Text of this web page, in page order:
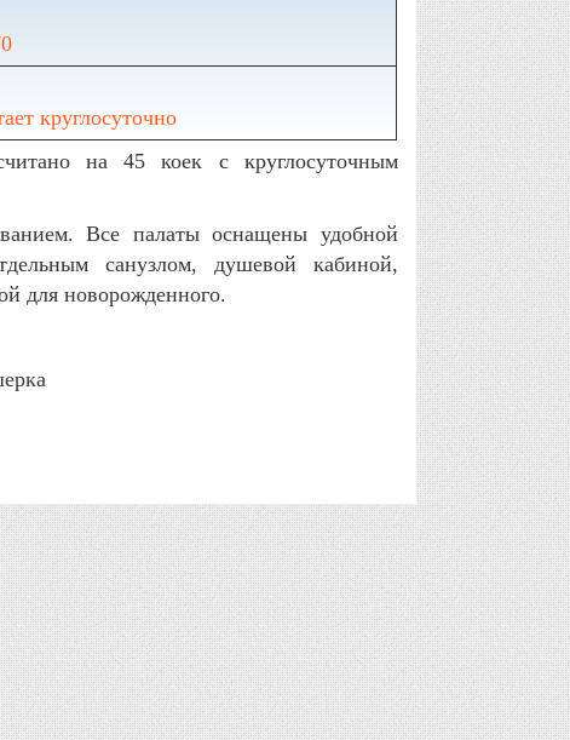
круглосуточно
на 45 коек с круглосуточным
Все палаты оснащены удобной
санузлом, душевой кабиной,
для новорожденного.